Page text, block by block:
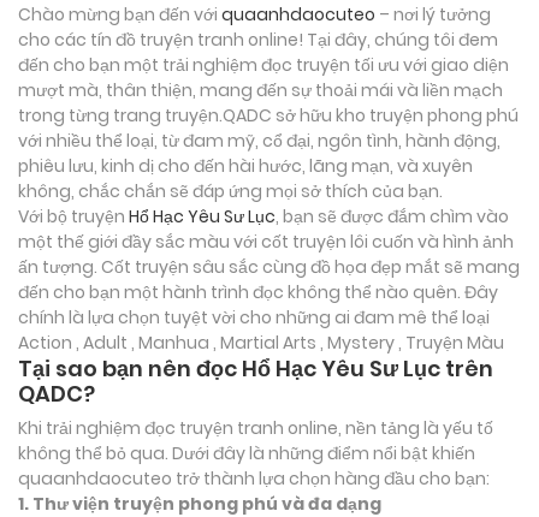
Chào mừng bạn đến với quaanhdaocuteo – nơi lý tưởng
cho các tín đồ truyện tranh online! Tại đây, chúng tôi đem
đến cho bạn một trải nghiệm đọc truyện tối ưu với giao diện
mượt mà, thân thiện, mang đến sự thoải mái và liền mạch
trong từng trang truyện.QADC sở hữu kho truyện phong phú
với nhiều thể loại, từ đam mỹ, cổ đại, ngôn tình, hành động,
phiêu lưu, kinh dị cho đến hài hước, lãng mạn, và xuyên
không, chắc chắn sẽ đáp ứng mọi sở thích của bạn.
Với bộ truyện Hổ Hạc Yêu Sư Lục, bạn sẽ được đắm chìm vào
một thế giới đầy sắc màu với cốt truyện lôi cuốn và hình ảnh
ấn tượng. Cốt truyện sâu sắc cùng đồ họa đẹp mắt sẽ mang
đến cho bạn một hành trình đọc không thể nào quên. Đây
chính là lựa chọn tuyệt vời cho những ai đam mê thể loại
Action , Adult , Manhua , Martial Arts , Mystery , Truyện Màu
Tại sao bạn nên đọc Hổ Hạc Yêu Sư Lục trên
QADC?
Khi trải nghiệm đọc truyện tranh online, nền tảng là yếu tố
không thể bỏ qua. Dưới đây là những điểm nổi bật khiến
quaanhdaocuteo trở thành lựa chọn hàng đầu cho bạn:
1. Thư viện truyện phong phú và đa dạng